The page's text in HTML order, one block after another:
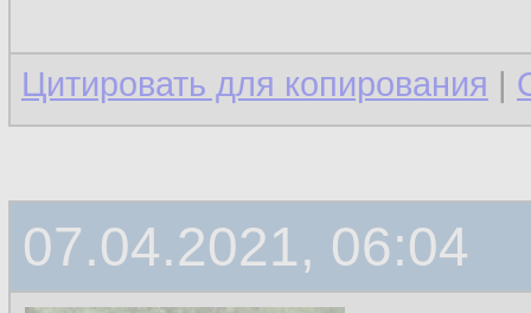
Цитировать для копирования |
07.04.2021, 06:04